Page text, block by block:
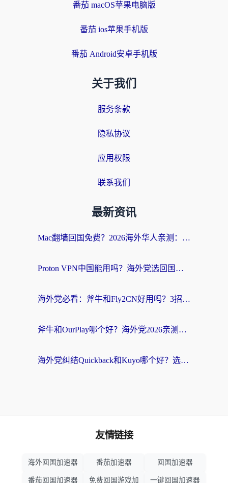
番茄 macOS苹果电脑版
番茄 ios苹果手机版
番茄 Android安卓手机版
关于我们
服务条款
隐私协议
应用权限
联系我们
最新资讯
Mac翻墙回国免费？2026海外华人亲测：从CCTV5直播到国内APP，这样选加速器才靠谱
Proton VPN中国能用吗？海外党选回国加速器的避坑指南（附番茄加速器实测）
海外党必看：斧牛和Fly2CN好用吗？3招教你选对回国加速器（附免费试用攻略）
斧牛和OurPlay哪个好？海外党2026亲测：选对加速器，国内资源秒加载
海外党纠结Quickback和Kuyo哪个好？选对回国加速器才能无缝刷国内资源
友情链接
海外回国加速器 番茄加速器 回国加速器
番茄回国加速器 免费回国游戏加 一键回国加速器